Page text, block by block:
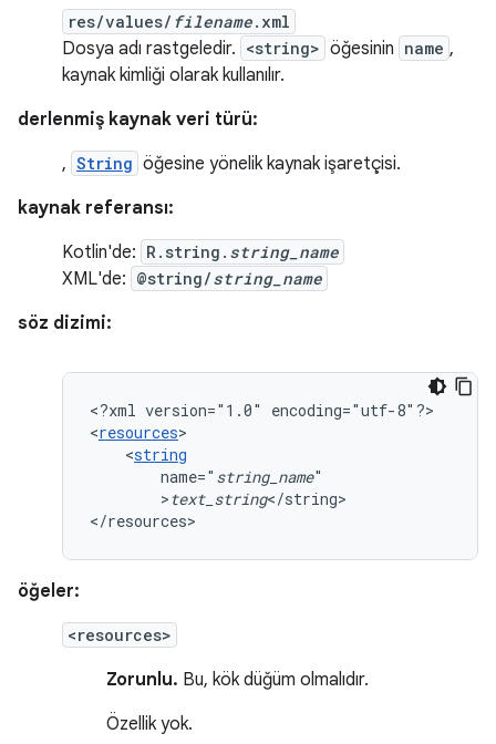
res/values/ filename.xml
Dosya adı rastgeledir. <string> öğesinin name ,
kaynak kimliği olarak kullanılır.
derlenmiş kaynak veri türü:
, String öğesine yönelik kaynak işaretçisi.
kaynak referansı:
Kotlin'de: R.string. string_name
XML'de: @string/string_name
söz dizimi:
<?xml version="1.0"
encoding="utf-8"?>
<resources
<string
name=" string_name
>text_string</string>
</resources>
öğeler:
<resources>
Zorunlu. Bu, kök düğüm olmalıdır.
Özellik yok.